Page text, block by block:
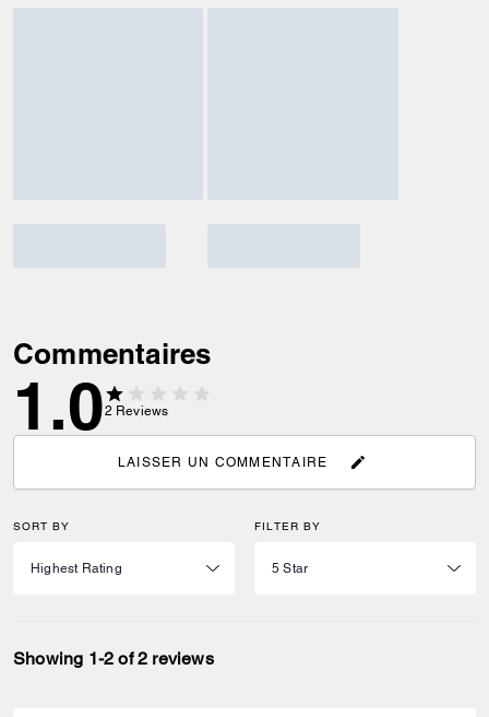
Commentaires
1.02 Reviews
LAISSER UN COMMENTAIRE
SORT BY FILTER BY
Showing 1-2 of 2 reviews